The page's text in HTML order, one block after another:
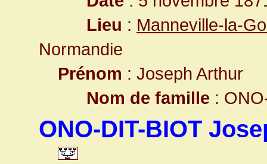
Lieu : Manneville-la-
Normandie
Prénom : Joseph Arthur
Nom de famille :
ONO-DIT-BIOT